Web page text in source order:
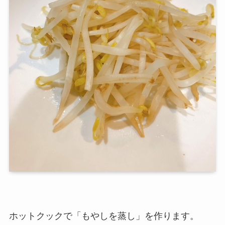
ホットクックで「もやしを蒸し」を作ります。